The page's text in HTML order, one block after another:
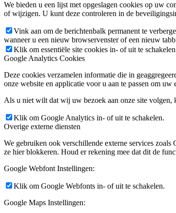
We bieden u een lijst met opgeslagen cookies op uw
of wijzigen. U kunt deze controleren in de
Vink aan om de berichtenbalk permanent te
wanneer u een nieuw browservenster of een nieuw
Klik om essentiële site cookies in- of uit te
Google Analytics Cookies
Deze cookies verzamelen informatie die in
onze website en applicatie voor u aan te passen om uw
Als u niet wilt dat wij uw bezoek aan onze site
Klik om Google Analytics in- of uit te schakelen.
Overige externe diensten
We gebruiken ook verschillende externe services
ze hier blokkeren. Houd er rekening mee dat dit de
Google Webfont Instellingen:
Klik om Google Webfonts in- of uit te schakelen.
Google Maps Instellingen: